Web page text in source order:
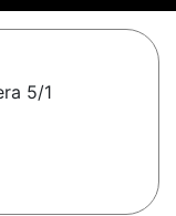
5/1